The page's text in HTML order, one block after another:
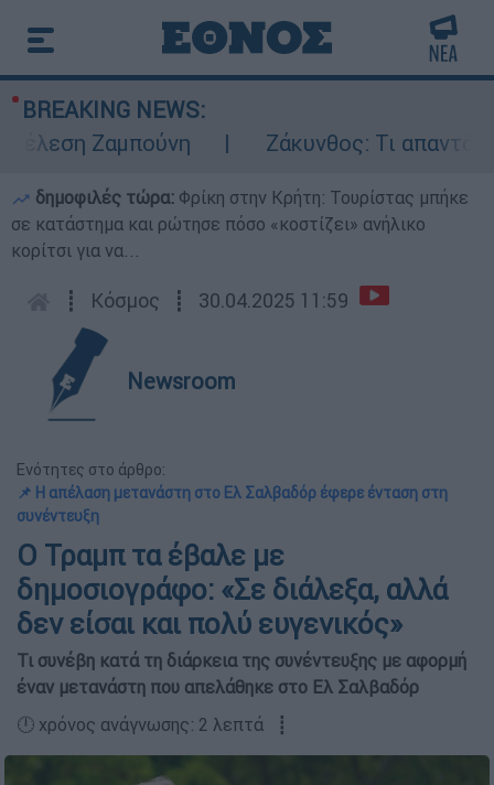
BREAKING NEWS:
Ζαμπούνη
Ζάκυνθος: Τι απαντά η
δημοφιλές τώρα: Φρίκη στην Κρήτη: Τουρίστας μπήκε
σε κατάστημα και ρώτησε πόσο «κοστίζει» ανήλικο
κορίτσι για να...
┋ Κόσμος ┋ 30.04.2025 11:59
Newsroom
Ενότητες στο άρθρο:
📌 Η απέλαση μετανάστη στο Ελ Σαλβαδόρ έφερε ένταση στη
συνέντευξη
Ο Τραμπ τα έβαλε με
δημοσιογράφο: «Σε διάλεξα, αλλά
δεν είσαι και πολύ ευγενικός»
Τι συνέβη κατά τη διάρκεια της συνέντευξης με αφορμή
έναν μετανάστη που απελάθηκε στο Ελ Σαλβαδόρ
🕛 χρόνος ανάγνωσης: 2 λεπτά ┋